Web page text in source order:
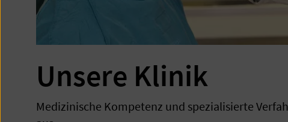
Unsere Klinik
Medizinische Kompetenz und spezialisierte